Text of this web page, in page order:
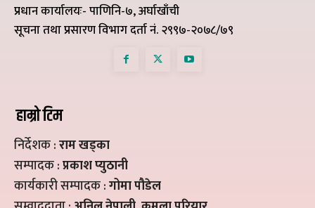
प्रधान कार्यालयः- पाणिनि-७, अर्घाखाँची
सूचना तथा प्रसारण विभाग दर्ता नं. २९९७-२०७८/७९
हाम्रो टिम
निर्देशक :राम खड्का
सम्पादक :प्रकाश प्युठानी
कार्यकारी सम्पादक :गोमा पौडेल